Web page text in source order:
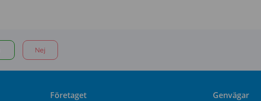
Nej
Företaget Genvägar